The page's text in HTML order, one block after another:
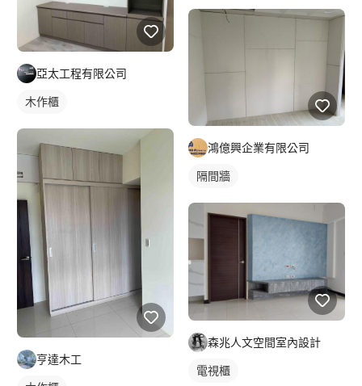
亞太工程有限公司
木作櫃
亨達木工
鴻億興企業有限公司
隔間牆
森兆人文空間室內設計
電視櫃